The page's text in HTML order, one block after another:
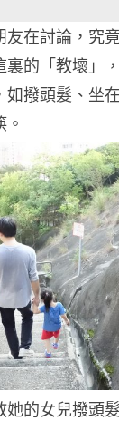
友在討論，究
裏的「教壞」
如撥頭髮、坐
她的女兒撥頭